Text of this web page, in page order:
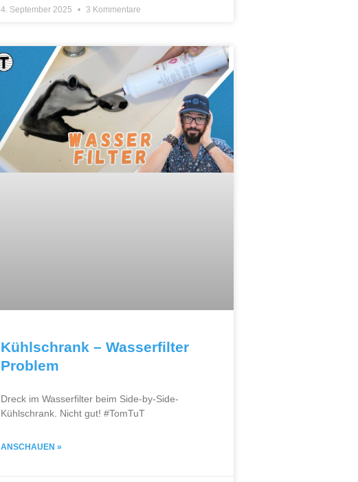
4. September 2025 3 Kommentare
Kühlschrank – Wasserfilter
Problem
Dreck im Wasserfilter beim Side-by-Side-
Kühlschrank. Nicht gut! #TomTuT
ANSCHAUEN »